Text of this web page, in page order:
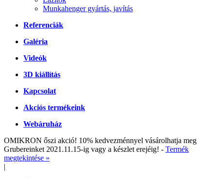
Munkahenger gyártás, javítás
Referenciák
Galéria
Videók
3D kiállítás
Kapcsolat
Akciós termékeink
Webáruház
OMIKRON őszi akció! 10% kedvezménnyel vásárolhatja meg
Grubereinket 2021.11.15-ig vagy a készlet erejéig! - Termék
megtekintése »
|